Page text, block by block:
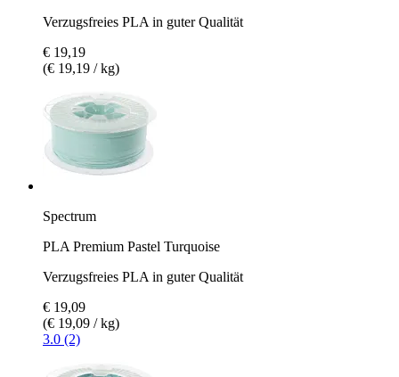
Verzugsfreies PLA in guter Qualität
€ 19,19
(€ 19,19 / kg)
Spectrum
PLA Premium Pastel Turquoise
Verzugsfreies PLA in guter Qualität
€ 19,09
(€ 19,09 / kg)
3.0 (2)